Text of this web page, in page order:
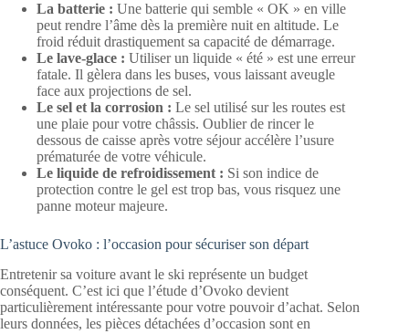
La batterie : Une batterie qui semble « OK » en ville
peut rendre l’âme dès la première nuit en altitude. Le
froid réduit drastiquement sa capacité de démarrage.
Le lave-glace : Utiliser un liquide « été » est une erreur
fatale. Il gèlera dans les buses, vous laissant aveugle
face aux projections de sel.
Le sel et la corrosion : Le sel utilisé sur les routes est
une plaie pour votre châssis. Oublier de rincer le
dessous de caisse après votre séjour accélère l’usure
prématurée de votre véhicule.
Le liquide de refroidissement : Si son indice de
protection contre le gel est trop bas, vous risquez une
panne moteur majeure.
L’astuce Ovoko : l’occasion pour sécuriser son départ
Entretenir sa voiture avant le ski représente un budget
conséquent. C’est ici que l’étude d’Ovoko devient
particulièrement intéressante pour votre pouvoir d’achat. Selon
leurs données, les pièces détachées d’occasion sont en